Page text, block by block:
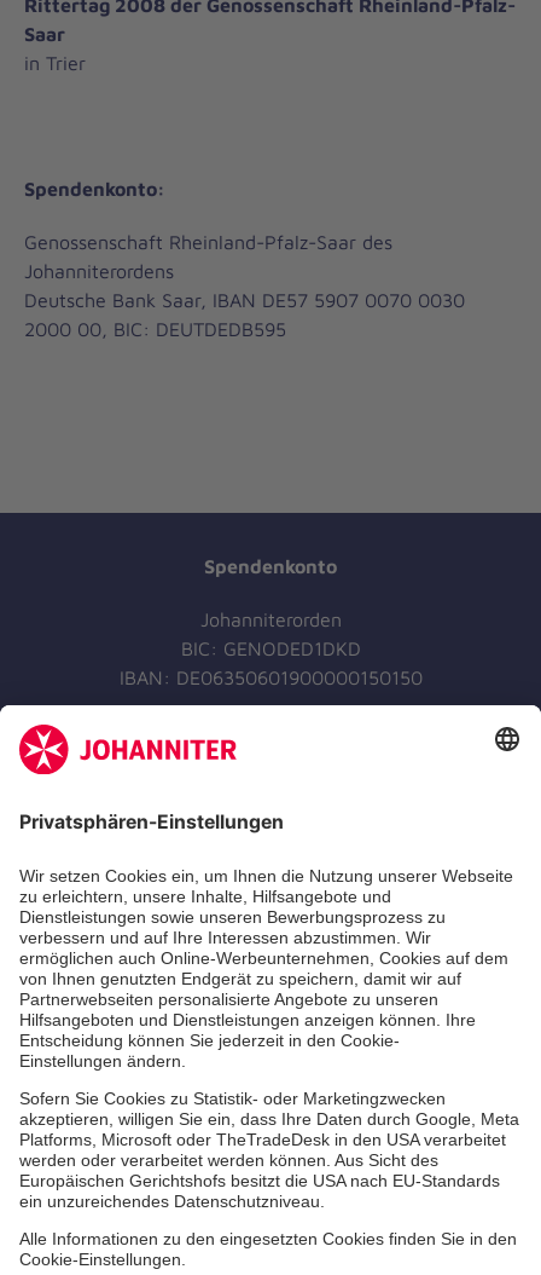
Rittertag 2008 der Genossenschaft Rheinland-Pfalz-
Saar
in Trier
Spendenkonto:
Genossenschaft Rheinland-Pfalz-Saar des
Johanniterordens
Deutsche Bank Saar, IBAN DE57 5907 0070 0030
2000 00, BIC: DEUTDEDB595
Spendenkonto
Johanniterorden
BIC: GENODED1DKD
IBAN: DE06350601900000150150
Jetzt spenden
Jetzt abonnieren
Der Newsletter informiert Sie in regelmäßigen
Abständen über unsere Arbeit.
Jetzt abonnieren
Dienste & Leistungen
Mitarbeiten & Lernen